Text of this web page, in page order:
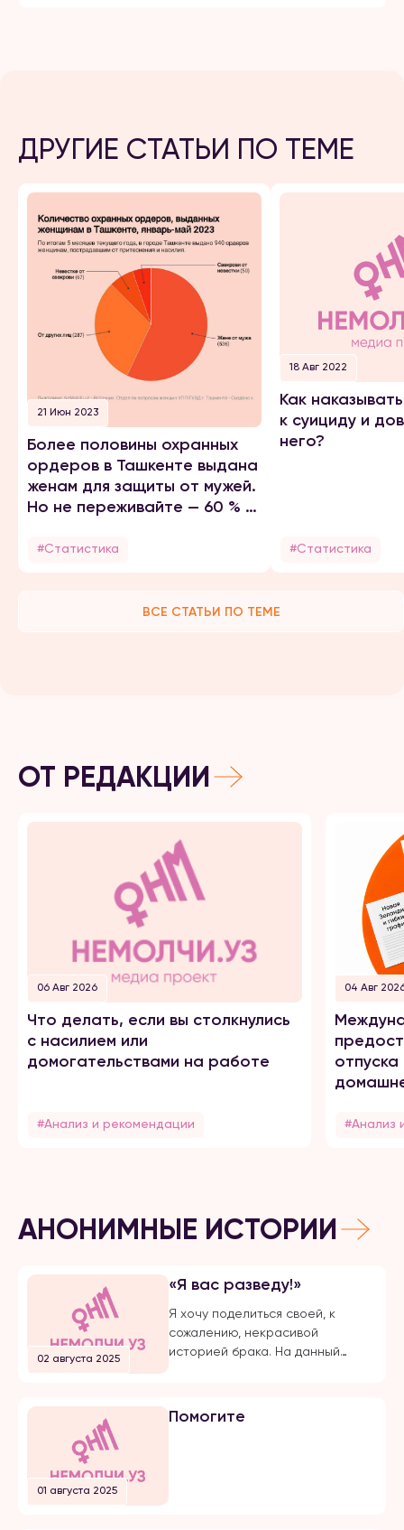
ДРУГИЕ СТАТЬИ ПО ТЕМЕ
21 Июн 2023
Более половины охранных
ордеров в Ташкенте выдана
женам для защиты от мужей.
Но не переживайте — 60 % из
#Статистика
18 Авг 2022
Как
к суициду и
него?
#Статистика
ВСЕ СТАТЬИ ПО ТЕМЕ
ОТ РЕДАКЦИИ
06 Авг 2026
Что делать, если вы столкнулись
с насилием или
домогательствами на работе
#Анализ и рекомендации
04 Авг
#Анализ
АНОНИМНЫЕ ИСТОРИИ
02 августа 2025
«Я вас разведу!»
Я хочу поделиться своей, к
сожалению, некрасивой
историей брака. На данный
публичной травле, оскорблениям
01 августа 2025
Помогите